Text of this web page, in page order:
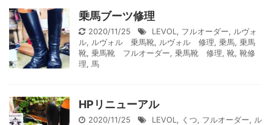
乗馬ブーツ修理
2020/11/25 LEVOL , フルオーダー, ルヴォ
ル, ルヴォル 乗馬靴, ルヴォル 修理, 乗馬, 乗馬
靴, 乗馬靴 フルオーダー, 乗馬靴 修理, 靴, 靴修
理, 馬
HPリニューアル
2020/11/25 LEVOL , くつ, フルオーダー, ル